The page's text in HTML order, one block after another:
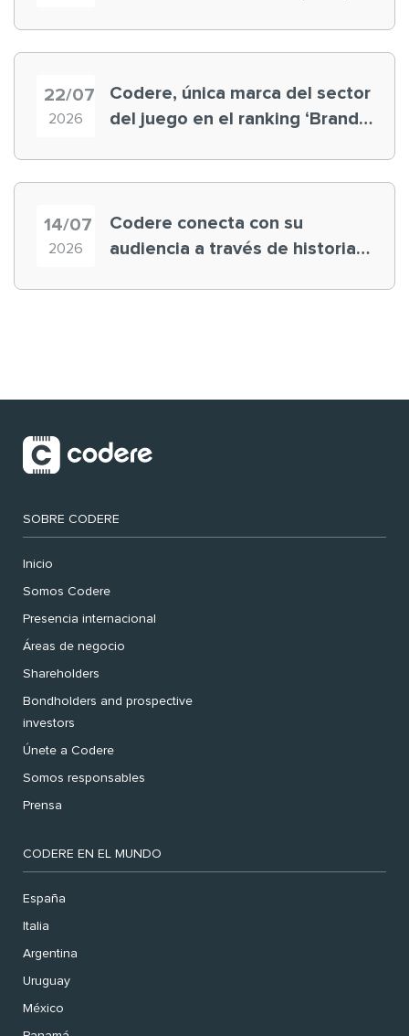
22/07
2026
Codere, única marca del sector
del juego en el ranking ‘Brand
14/07
2026
Codere conecta con su
audiencia a través de historias
SOBRE CODERE
Inicio
Somos Codere
Presencia internacional
Áreas de negocio
Shareholders
Bondholders and prospective
investors
Únete a Codere
Somos responsables
Prensa
CODERE EN EL MUNDO
España
Italia
Argentina
Uruguay
México